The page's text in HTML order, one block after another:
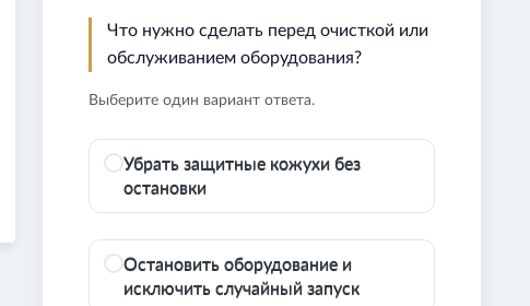
Что нужно сделать перед очисткой или
обслуживанием оборудования?
Выберите один вариант ответа.
Убрать защитные кожухи без
остановки
Остановить оборудование и
исключить случайный запуск